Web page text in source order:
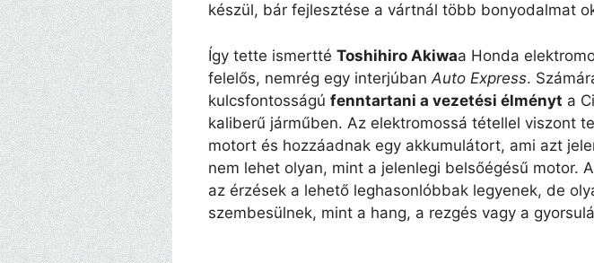
készül, bár fejlesztése a vártnál több bonyodalmat
Így tette ismertté Toshihiro Akiwaa Honda
felelős, nemrég egy interjúban Auto Express.
kulcsfontosságú fenntartani a vezetési élményt a
kaliberű járműben. Az elektromossá tétellel viszont
motort és hozzáadnak egy akkumulátort, ami azt
nem lehet olyan, mint a jelenlegi belsőégésű motor.
az érzések a lehető leghasonlóbbak legyenek, de
szembesülnek, mint a hang, a rezgés vagy a